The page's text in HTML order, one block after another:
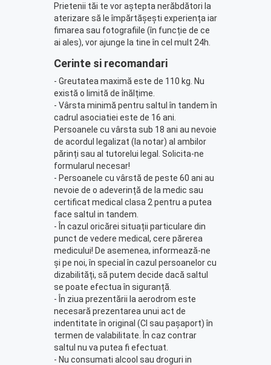
Prietenii tăi te vor aștepta nerăbdători la
aterizare să le împărtășești experiența iar
fimarea sau fotografiile (în funcție de ce
ai ales), vor ajunge la tine în cel mult 24h.
Cerinte si recomandari
- Greutatea maximă este de 110 kg. Nu
există o limită de înălțime.
- Vârsta minimă pentru saltul în tandem în
cadrul asociatiei este de 16 ani.
Persoanele cu vârsta sub 18 ani au nevoie
de acordul legalizat (la notar) al ambilor
părinți sau al tutorelui legal. Solicita-ne
formularul necesar!
- Persoanele cu vârstă de peste 60 ani au
nevoie de o adeverință de la medic sau
certificat medical clasa 2 pentru a putea
face saltul in tandem.
- În cazul oricărei situații particulare din
punct de vedere medical, cere părerea
medicului! De asemenea, informează-ne
și pe noi, în special în cazul persoanelor cu
dizabilități, să putem decide dacă saltul
se poate efectua în siguranță.
- În ziua prezentării la aerodrom este
necesară prezentarea unui act de
indentitate în original (CI sau pașaport) în
termen de valabilitate. În caz contrar
saltul nu va putea fi efectuat.
- Nu consumati alcool sau droguri in